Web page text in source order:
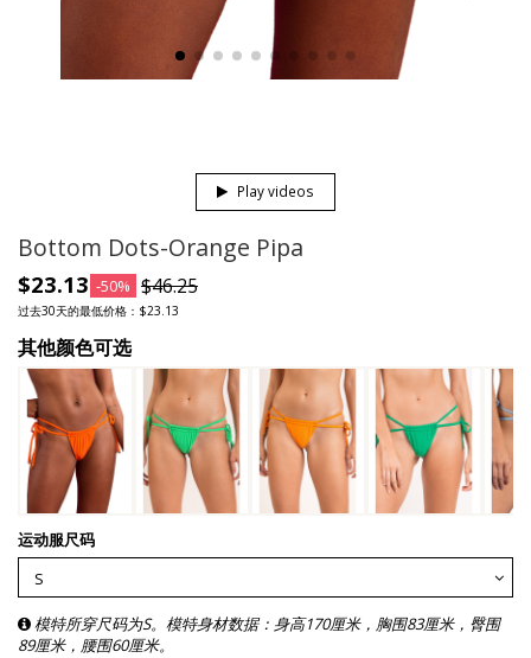
Play videos
Bottom Dots-Orange Pipa
$23.13 -50% $46.25
过去30天的最低价格：$23.13
其他颜色可选
运动服尺码
模特所穿尺码为S。模特身材数据：身高170厘米，胸围83厘米，臀围
89厘米，腰围60厘米。